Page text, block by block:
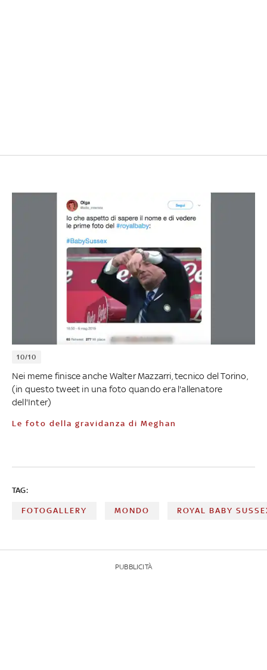
10/10
Nei meme finisce anche Walter Mazzarri, tecnico del Torino,
(in questo tweet in una foto quando era l'allenatore
dell'Inter)
Le foto della gravidanza di Meghan
TAG:
FOTOGALLERY MONDO ROYAL BABY
PUBBLICITÀ